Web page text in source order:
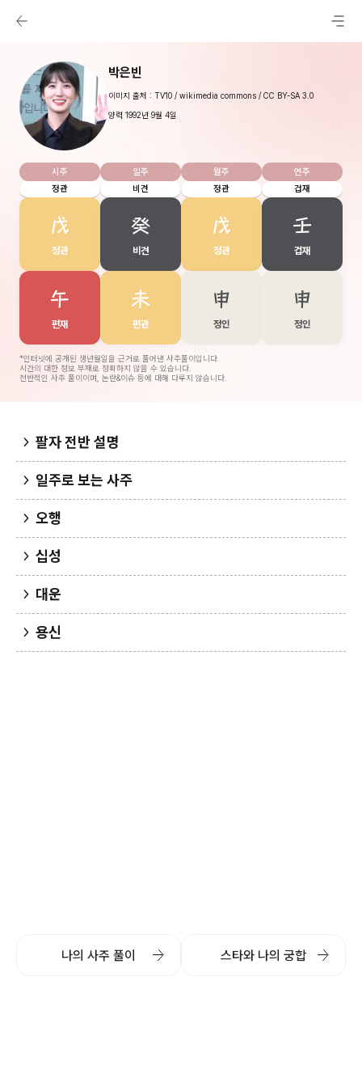
박은빈
이미지 출처 : TV10 / wikimedia commons / CC BY-SA 3.0
양력 1992년 9월 4일
시주
정관
戊
정관
午
편재
일주
비견
癸
비견
未
편관
월주
정관
戊
정관
申
정인
연주
겁재
壬
겁재
申
정인
*인터넷에 공개된 생년월일을 근거로 풀어낸 사주풀이입니다.
시간의 대한 정보 부재로 정확하지 않을 수 있습니다.
전반적인 사주 풀이이며, 논란&이슈 등에 대해 다루지 않습니다.
팔자 전반 설명
일주로 보는 사주
오행
십성
대운
용신
나의 사주 풀이 스타와 나의 궁합